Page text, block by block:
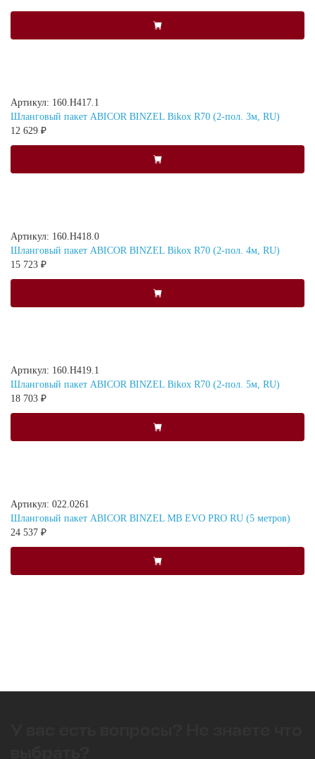
Артикул: 160.H417.1
Шланговый пакет ABICOR BINZEL Bikox R70 (2-пол. 3м, RU)
12 629 ₽
Артикул: 160.H418.0
Шланговый пакет ABICOR BINZEL Bikox R70 (2-пол. 4м, RU)
15 723 ₽
Артикул: 160.H419.1
Шланговый пакет ABICOR BINZEL Bikox R70 (2-пол. 5м, RU)
18 703 ₽
Артикул: 022.0261
Шланговый пакет ABICOR BINZEL MB EVO PRO RU (5 метров)
24 537 ₽